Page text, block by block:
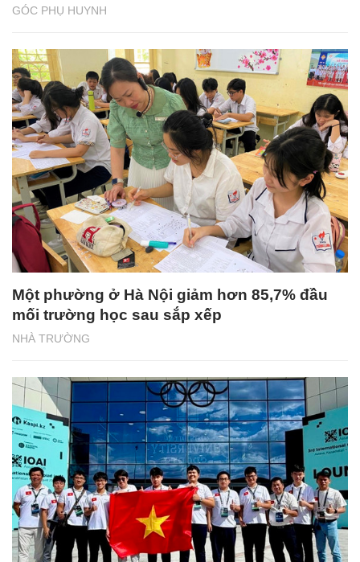
GÓC PHỤ HUYNH
NHÀ TRƯỜNG
Một phường ở Hà Nội giảm hơn 85,7% đầu
mối trường học sau sắp xếp